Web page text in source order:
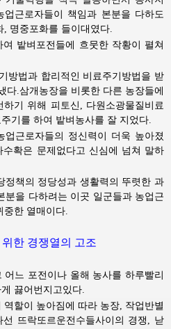
업근로자들이 책임과 본분을 다하도
명중포화를 들이대였다.
밭벼포전들에 흐뭇한 작황이 펼쳐
방법과 합리적인 비료주기방법을 받
다.삼개농장을 비롯한 다른 농장들에
기 위해 피토신, 다원소광물질비료
기를 하여 밭벼농사를 잘 지었다.
근로자들의 정신력이 더욱 높아졌
확은 문제없다고 신심에 넘쳐 말하
정책의 정당성과 생활력의 뚜렷한 과
분을 다하려는 이곳 일군들과 농업근
중한 열매이다.
한 경쟁열의 고조
느 포전이나 올해 농사를 하루빨리
끓어번지고있다.
할이 높아짐에 따라 농장, 작업반별
뜨락또르운전수들사이의 경쟁, 낟